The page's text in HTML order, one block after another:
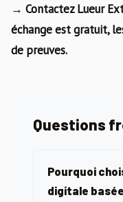
→ Contactez Lueur
échange est gratuit,
de preuves.
Questions
Pourquoi
digitale